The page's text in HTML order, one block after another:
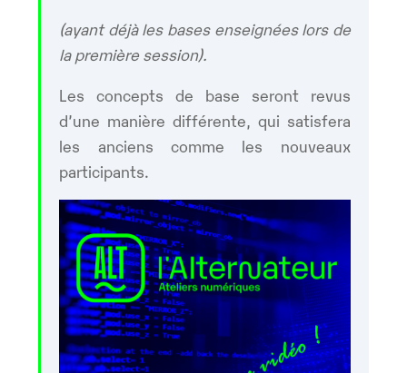
(ayant déjà les bases enseignées lors de
la première session).
Les concepts de base seront revus
d’une manière différente, qui satisfera
les anciens comme les nouveaux
participants.